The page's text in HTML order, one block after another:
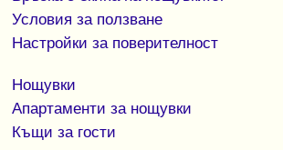
Условия за ползване
Настройки за поверителност
Нощувки
Апартаменти за нощувки
Къщи за гости